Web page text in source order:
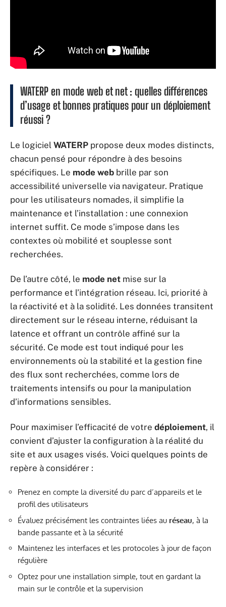
WATERP en mode web et net : quelles différences
d’usage et bonnes pratiques pour un déploiement
réussi ?
Le logiciel WATERP propose deux modes distincts,
chacun pensé pour répondre à des besoins
spécifiques. Le mode web brille par son
accessibilité universelle via navigateur. Pratique
pour les utilisateurs nomades, il simplifie la
maintenance et l’installation : une connexion
internet suffit. Ce mode s’impose dans les
contextes où mobilité et souplesse sont
recherchées.
De l’autre côté, le mode net mise sur la
performance et l’intégration réseau. Ici, priorité à
la réactivité et à la solidité. Les données transitent
directement sur le réseau interne, réduisant la
latence et offrant un contrôle affiné sur la
sécurité. Ce mode est tout indiqué pour les
environnements où la stabilité et la gestion fine
des flux sont recherchées, comme lors de
traitements intensifs ou pour la manipulation
d’informations sensibles.
Pour maximiser l’efficacité de votre déploiement, il
convient d’ajuster la configuration à la réalité du
site et aux usages visés. Voici quelques points de
repère à considérer :
Prenez en compte la diversité du parc d’appareils et le
profil des utilisateurs
Évaluez précisément les contraintes liées au réseau, à la
bande passante et à la sécurité
Maintenez les interfaces et les protocoles à jour de façon
régulière
Optez pour une installation simple, tout en gardant la
main sur le contrôle et la supervision